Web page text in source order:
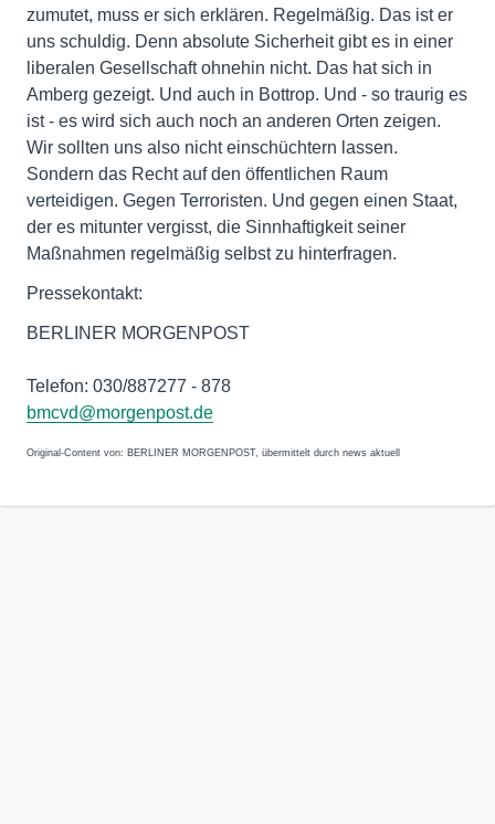
zumutet, muss er sich erklären. Regelmäßig. Das ist er
uns schuldig. Denn absolute Sicherheit gibt es in einer
liberalen Gesellschaft ohnehin nicht. Das hat sich in
Amberg gezeigt. Und auch in Bottrop. Und - so traurig es
ist - es wird sich auch noch an anderen Orten zeigen.
Wir sollten uns also nicht einschüchtern lassen.
Sondern das Recht auf den öffentlichen Raum
verteidigen. Gegen Terroristen. Und gegen einen Staat,
der es mitunter vergisst, die Sinnhaftigkeit seiner
Maßnahmen regelmäßig selbst zu hinterfragen.
Pressekontakt:
BERLINER MORGENPOST
Telefon: 030/887277 - 878
bmcvd@morgenpost.de
Original-Content von: BERLINER MORGENPOST, übermittelt durch news aktuell